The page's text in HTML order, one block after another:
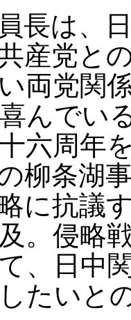
長は、
産党と
両党関
んでい
六周年
柳条湖
に抗議
。侵略
、日中
たいと